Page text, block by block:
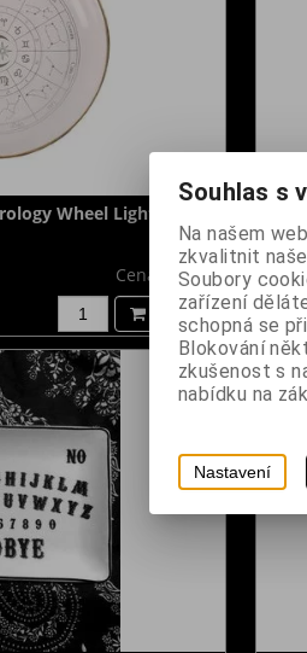
Wheel Light Pink
Cena: 320 Kč
Koupit
Souhlas s
Na našem
zkvalitnit
Soubory
zařízení
schopná se
Blokování
zkušenost s
nabídku na
Nastavení